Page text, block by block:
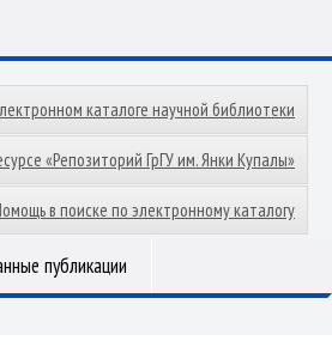
каталоге научной библиотеки
«Репозиторий ГрГУ им. Янки Купалы»
в поиске по электронному каталогу
публикации